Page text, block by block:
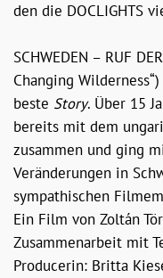
den die DOCLIGHTS
SCHWEDEN – RUF
Changing
beste Story. Über 15
bereits mit dem
zusammen und ging
Veränderungen in
sympathischen
Ein Film von Zoltán
Zusammenarbeit mit
Producerin: Britta